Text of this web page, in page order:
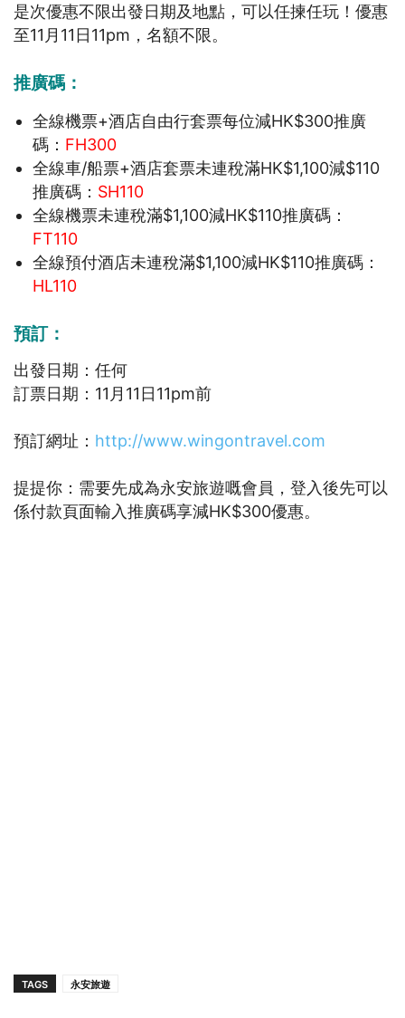
是次優惠不限出發日期及地點，可以任揀任玩！優惠
至11月11日11pm，名額不限。
推廣碼：
全線機票+酒店自由行套票每位減HK$300推廣
碼： FH300
全線車/船票+酒店套票未連稅滿HK$1,100減$110
推廣碼： SH110
全線機票未連稅滿$1,100減HK$110推廣碼：
FT110
全線預付酒店未連稅滿$1,100減HK$110推廣碼：
HL110
預訂：
出發日期：任何
訂票日期：11月11日11pm前
預訂網址： http://www.wingontravel.com
提提你：需要先成為永安旅遊嘅會員，登入後先可以
係付款頁面輸入推廣碼享減HK$300優惠。
TAGS 永安旅遊